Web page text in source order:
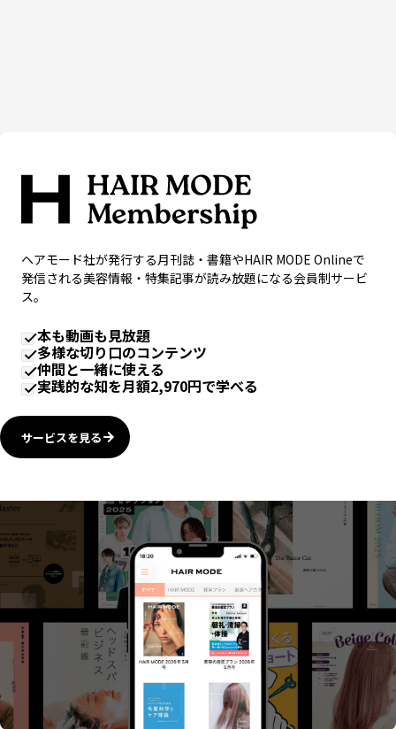
ヘアモード社が発行する月刊誌・書籍やHAIR MODE Onlineで
発信される美容情報・特集記事が読み放題になる会員制サービ
ス。
本も動画も見放題
多様な切り口のコンテンツ
仲間と一緒に使える
実践的な知を月額2,970円で学べる
サービスを見る